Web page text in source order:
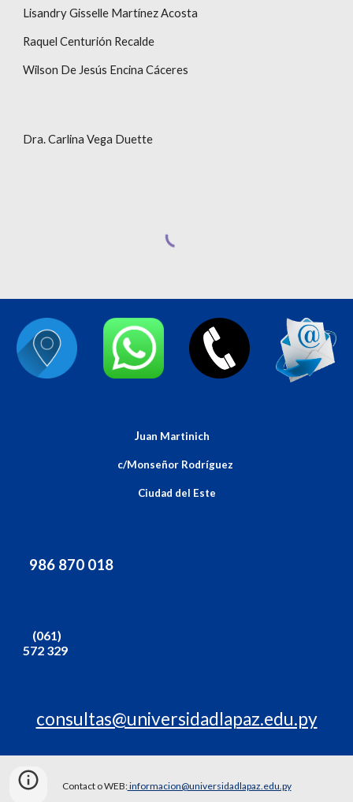
Lisandry Gisselle Martínez Acosta
Raquel Centurión Recalde
Wilson De Jesús Encina Cáceres
Dra. Carlina Vega Duette
Juan Martinich
c/Monseñor Rodríguez
Ciudad del Este
986 870 018
(061)
572 329
consultas@universidadlapaz.edu.py
Contact o WEB:informacion@universidadlapaz.edu.py